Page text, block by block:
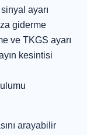
ayarı
giderme
ve TKGS ayarı
kesintisi
arayabilir